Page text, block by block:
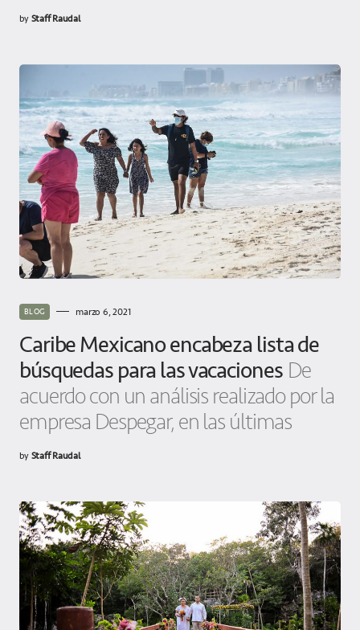
byStaff Raudal
BLOG marzo 6, 2021
Caribe Mexicano encabeza lista de
búsquedas para las vacaciones De
acuerdo con un análisis realizado por la
empresa Despegar, en las últimas
byStaff Raudal